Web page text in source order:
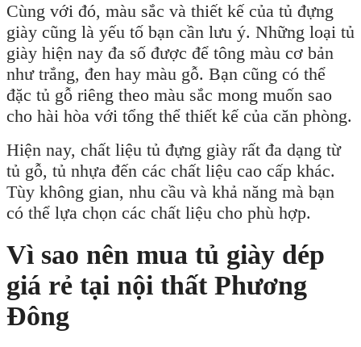
Cùng với đó, màu sắc và thiết kế của tủ đựng
giày cũng là yếu tố bạn cần lưu ý. Những loại tủ
giày hiện nay đa số được để tông màu cơ bản
như trắng, đen hay màu gỗ. Bạn cũng có thể
đặc tủ gỗ riêng theo màu sắc mong muốn sao
cho hài hòa với tổng thể thiết kế của căn phòng.
Hiện nay, chất liệu tủ đựng giày rất đa dạng từ
tủ gỗ, tủ nhựa đến các chất liệu cao cấp khác.
Tùy không gian, nhu cầu và khả năng mà bạn
có thể lựa chọn các chất liệu cho phù hợp.
Vì sao nên mua tủ giày dép
giá rẻ tại nội thất Phương
Đông